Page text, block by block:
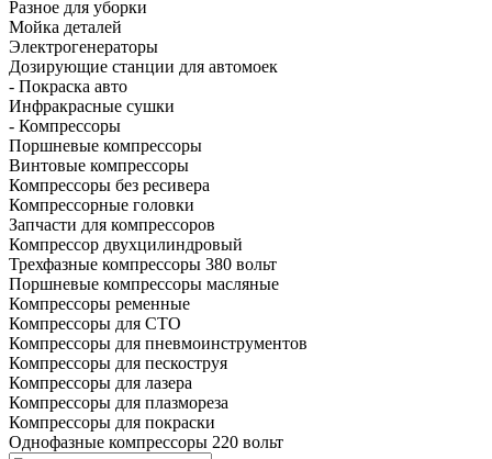
Разное для уборки
Мойка деталей
Электрогенераторы
Дозирующие станции для автомоек
- Покраска авто
Инфракрасные сушки
- Компрессоры
Поршневые компрессоры
Винтовые компрессоры
Компрессоры без ресивера
Компрессорные головки
Запчасти для компрессоров
Компрессор двухцилиндровый
Трехфазные компрессоры 380 вольт
Поршневые компрессоры масляные
Компрессоры ременные
Компрессоры для СТО
Компрессоры для пневмоинструментов
Компрессоры для пескоструя
Компрессоры для лазера
Компрессоры для плазмореза
Компрессоры для покраски
Однофазные компрессоры 220 вольт